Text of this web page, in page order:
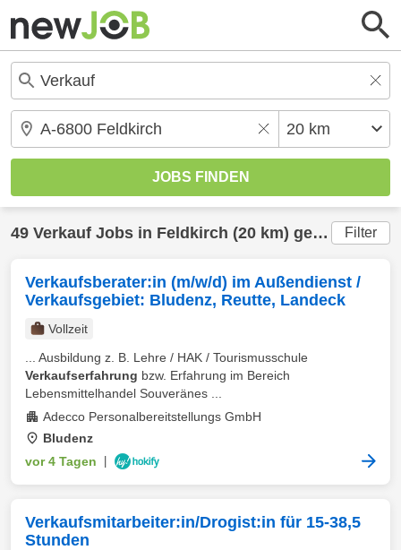
49 Verkauf Jobs in Feldkirch (20 km) gefunden Filter
Verkaufsberater:in (m/w/d) im Außendienst /
Verkaufsgebiet: Bludenz, Reutte, Landeck
Vollzeit
... Ausbildung z. B. Lehre / HAK / Tourismusschule
Verkaufserfahrung bzw. Erfahrung im Bereich
Lebensmittelhandel Souveränes ...
Adecco Personalbereitstellungs GmbH
Bludenz
vor 4 Tagen
Verkaufsmitarbeiter:in/Drogist:in für 15-38,5
Stunden